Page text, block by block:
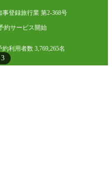
3
登録旅行業 第2-368号
約サービス開始
約利用者数 3,769,265名